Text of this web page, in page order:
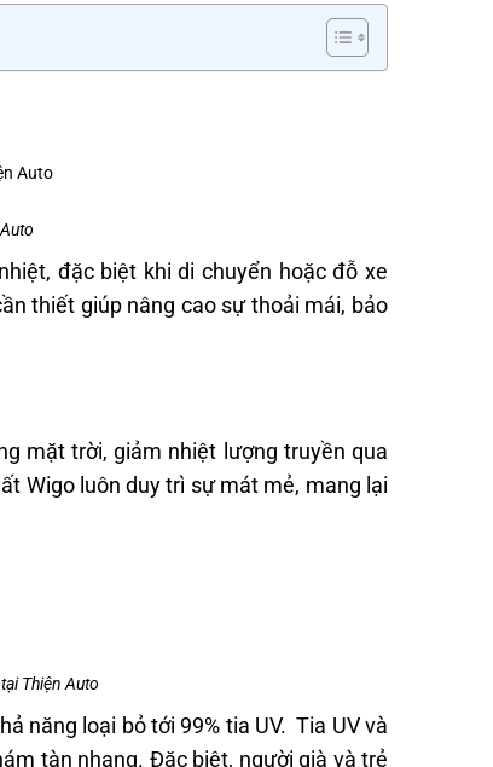
đặc biệt khi di chuyển hoặc đỗ xe
thiết giúp nâng cao sự thoải mái, bảo
mặt trời, giảm nhiệt lượng truyền qua
Wigo luôn duy trì sự mát mẻ, mang lại
Thiện Auto
năng loại bỏ tới 99% tia UV. Tia UV và
tàn nhang. Đặc biệt, người già và trẻ